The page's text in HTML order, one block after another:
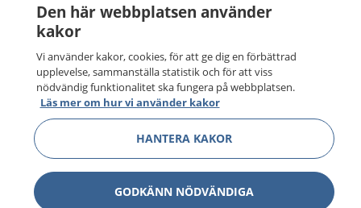
Den här webbplatsen använder
kakor
Vi använder kakor, cookies, för att ge dig en förbättrad
upplevelse, sammanställa statistik och för att viss
nödvändig funktionalitet ska fungera på webbplatsen.
Läs mer om hur vi använder kakor
HANTERA KAKOR
GODKÄNN NÖDVÄNDIGA